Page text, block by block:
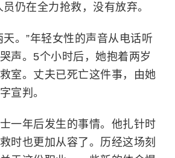
仍在全力抢救，没有放弃。
天。”年轻女性的声音从电话听
声。5个小时后，她抱着两岁
室。丈夫已死亡这件事，由她
宣判。
一年后发生的事情。他扎针时
时也更加从容了。历经这场刻